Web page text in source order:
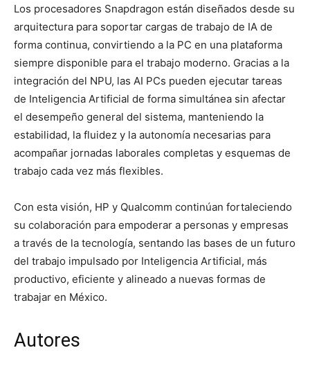
Los procesadores Snapdragon están diseñados desde su
arquitectura para soportar cargas de trabajo de IA de
forma continua, convirtiendo a la PC en una plataforma
siempre disponible para el trabajo moderno. Gracias a la
integración del NPU, las AI PCs pueden ejecutar tareas
de Inteligencia Artificial de forma simultánea sin afectar
el desempeño general del sistema, manteniendo la
estabilidad, la fluidez y la autonomía necesarias para
acompañar jornadas laborales completas y esquemas de
trabajo cada vez más flexibles.
Con esta visión, HP y Qualcomm continúan fortaleciendo
su colaboración para empoderar a personas y empresas
a través de la tecnología, sentando las bases de un futuro
del trabajo impulsado por Inteligencia Artificial, más
productivo, eficiente y alineado a nuevas formas de
trabajar en México.
Autores